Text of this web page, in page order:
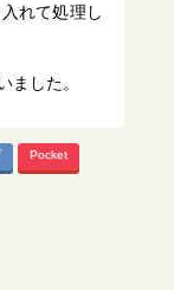
れて処理し
ました。
Pocket